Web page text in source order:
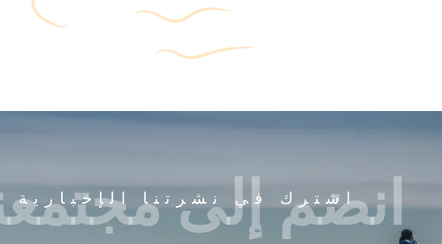
اشترك في نشرتنا الإخبارية
انضم إلى